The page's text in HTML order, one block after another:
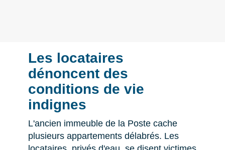
Les locataires
dénoncent des
conditions de vie
indignes
L'ancien immeuble de la Poste cache
plusieurs appartements délabrés. Les